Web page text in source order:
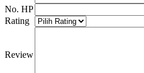
No. HP
Rating
Review